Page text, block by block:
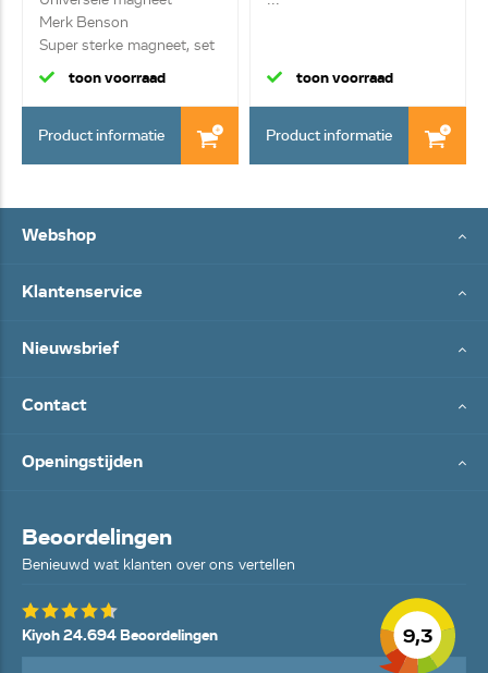
Merk Benson
Super sterke magneet, set
3...
toon voorraad
Product informatie
toon voorraad
Product informatie
Webshop
Klantenservice
Nieuwsbrief
Contact
Openingstijden
Beoordelingen
Benieuwd wat klanten over ons vertellen
9,3
Kiyoh 24.694 Beoordelingen